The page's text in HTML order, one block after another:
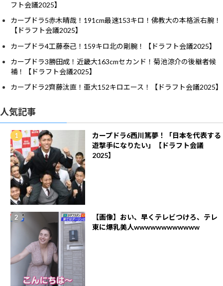
フト会議2025】
カープドラ5赤木晴哉！191cm最速153キロ！佛教大の本格派右腕！
【ドラフト会議2025】
カープドラ4工藤泰己！159キロ北の剛腕！【ドラフト会議2025】
カープドラ3勝田成！近畿大163cmセカンド！菊池涼介の後継者候
補！【ドラフト会議2025】
カープドラ2齊藤汰直！亜大152キロエース！【ドラフト会議2025】
人気記事
カープドラ6西川篤夢！「日本を代表する
遊撃手になりたい」【ドラフト会議
2025】
【画像】おい、早くテレビつけろ、テレ
東に爆乳美人wwwwwwwwwwww